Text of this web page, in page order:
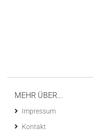
MEHR ÜBER...
Impressum
Kontakt